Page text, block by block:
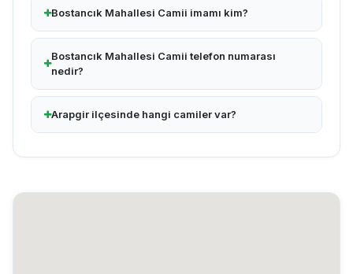
Bostancık Mahallesi Camii imamı kim?
Bostancık Mahallesi Camii telefon numarası
nedir?
Arapgir ilçesinde hangi camiler var?